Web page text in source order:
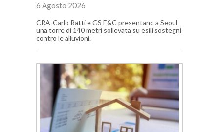
6 Agosto 2026
CRA-Carlo Ratti e GS E&C presentano a Seoul
una torre di 140 metri sollevata su esili sostegni
contro le alluvioni.